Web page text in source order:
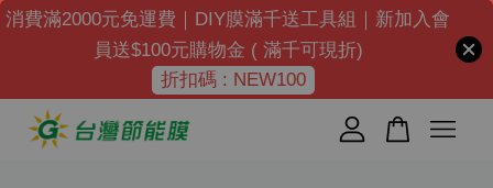
消費滿2000元免運費｜DIY膜滿千送工具組｜新加入會
員送$100元購物金 ( 滿千可現折)
折扣碼 : NEW100
您的購物車目前還是空的。